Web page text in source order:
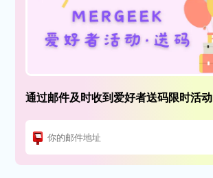
通过邮件及时收到爱好者送码限时活动